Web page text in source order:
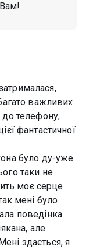
важливих
до телефону,
фантастичної
було ду-уже
таки не
моє серце
мені було
поведінка
але
здається, я